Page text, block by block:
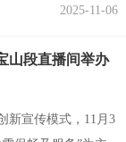
2025-11-06
山段直播间举办
新宣传模式，11月3